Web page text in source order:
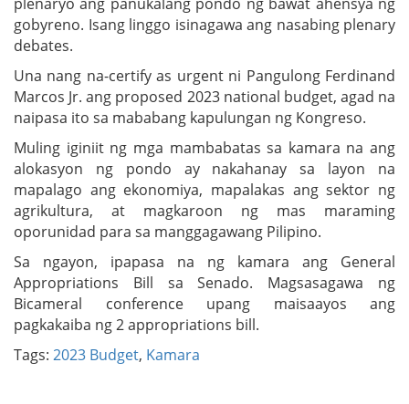
gobyreno. Isang linggo isinagawa ang nasabing plenary
debates.
Una nang na-certify as urgent ni Pangulong Ferdinand
Marcos Jr. ang proposed 2023 national budget, agad na
naipasa ito sa mababang kapulungan ng Kongreso.
Muling iginiit ng mga mambabatas sa kamara na ang
alokasyon ng pondo ay nakahanay sa layon na
mapalago ang ekonomiya, mapalakas ang sektor ng
agrikultura, at magkaroon ng mas maraming
oporunidad para sa manggagawang Pilipino.
Sa ngayon, ipapasa na ng kamara ang General
Appropriations Bill sa Senado. Magsasagawa ng
Bicameral conference upang maisaayos ang
pagkakaiba ng 2 appropriations bill.
Tags: 2023 Budget, Kamara